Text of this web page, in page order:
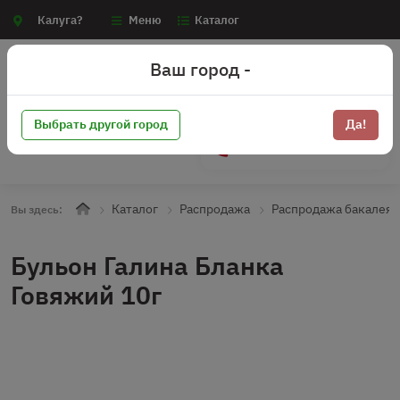
Калуга? Меню Каталог
Вы здесь: Каталог Распродажа Распродажа бакалея
Бульон Галина Бланка
Говяжий 10г
Ваш город -
Выбрать другой город Да!